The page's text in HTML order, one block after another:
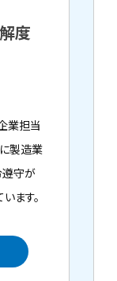
度
業担当
製造業
遵守が
ます。